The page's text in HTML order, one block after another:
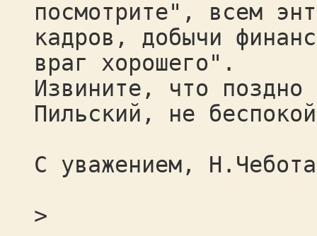
посмотрите", всем
кадров, добычи
враг хорошего".
Извините, что поздно
Пильский, не
С уважением,
>